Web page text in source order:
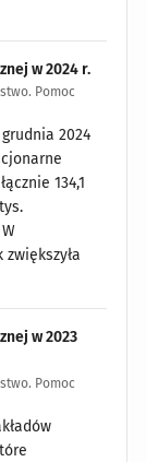
w 2024 r.
Pomoc
2024
134,1
w 2023
Pomoc